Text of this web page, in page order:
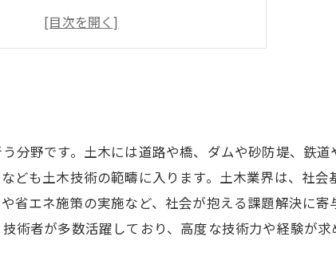
新しい技術との融合が進んでいる
働くメリットと将来性
分野です。土木には道路や橋、ダムや砂防堤、鉄
ども土木技術の範疇に入ります。土木業界は、社
エネ施策の実施など、社会が抱える課題解決に寄
術者が多数活躍しており、高度な技術力や経験が